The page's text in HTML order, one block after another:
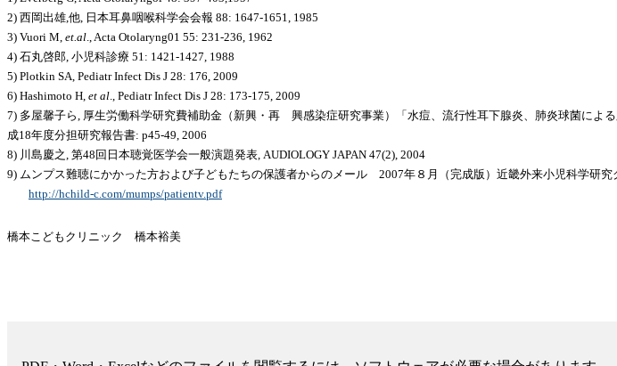
2) 西岡出雄,他, 日本耳鼻咽喉科学会会報 88: 1647-1651, 1985
3) Vuori M, et.al., Acta Otolaryng01 55: 231-236, 1962
4) 石丸啓郎, 小児科診療 51: 1421-1427, 1988
5) Plotkin SA, Pediatr Infect Dis J 28: 176, 2009
6) Hashimoto H, et al., Pediatr Infect Dis J 28: 173-175, 2009
7) 多屋馨子ら, 厚生労働科学研究費補助金（新興・再 興感染症研究事業）「水痘、流行性耳下腺炎、肺炎球菌によ
成18年度分担研究報告書: p45-49, 2006
8) 川島慶之, 第48回日本聴覚医学会一般演題発表, AUDIOLOGY JAPAN 47(2), 2004
9) ムンプス難聴にかかった方および子どもたちの保護者からのメール 2007年８月（完成版）近畿外来小児科学
http://hchild-c.com/mumps/patientv.pdf
橋本こどもクリニック 橋本裕美